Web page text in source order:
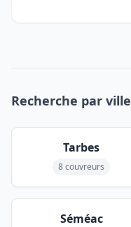
Recherche par ville
Tarbes
8 couvreurs
Séméac